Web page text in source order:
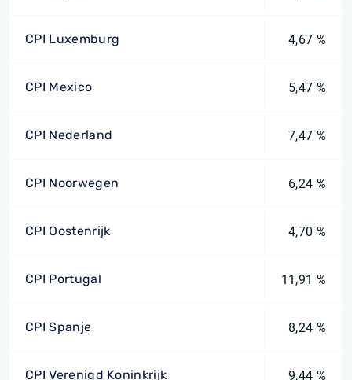
CPI Luxemburg 4,67 %
CPI Mexico 5,47 %
CPI Nederland 7,47 %
CPI Noorwegen 6,24 %
CPI Oostenrijk 4,70 %
CPI Portugal 11,91 %
CPI Spanje 8,24 %
CPI Verenigd Koninkrijk 9,44 %